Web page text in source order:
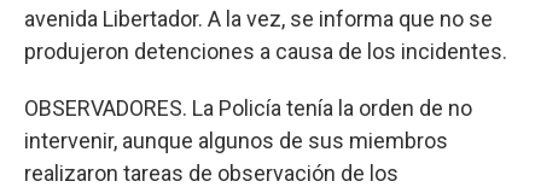
avenida Libertador. A la vez, se informa que no se
produjeron detenciones a causa de los incidentes.
OBSERVADORES. La Policía tenía la orden de no
intervenir, aunque algunos de sus miembros
realizaron tareas de observación de los